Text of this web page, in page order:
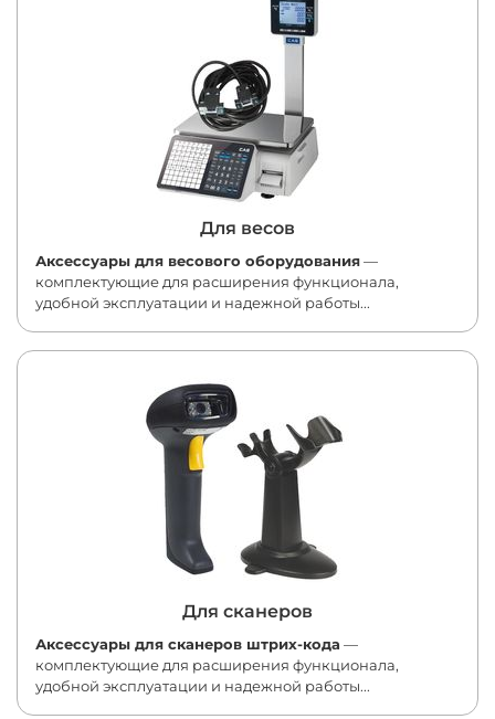
Для весов
Аксессуары для весового оборудования—
комплектующие для расширения функционала,
удобной эксплуатации и надежной работы...
Для сканеров
Аксессуары для сканеров штрих-кода —
комплектующие для расширения функционала,
удобной эксплуатации и надежной работы...